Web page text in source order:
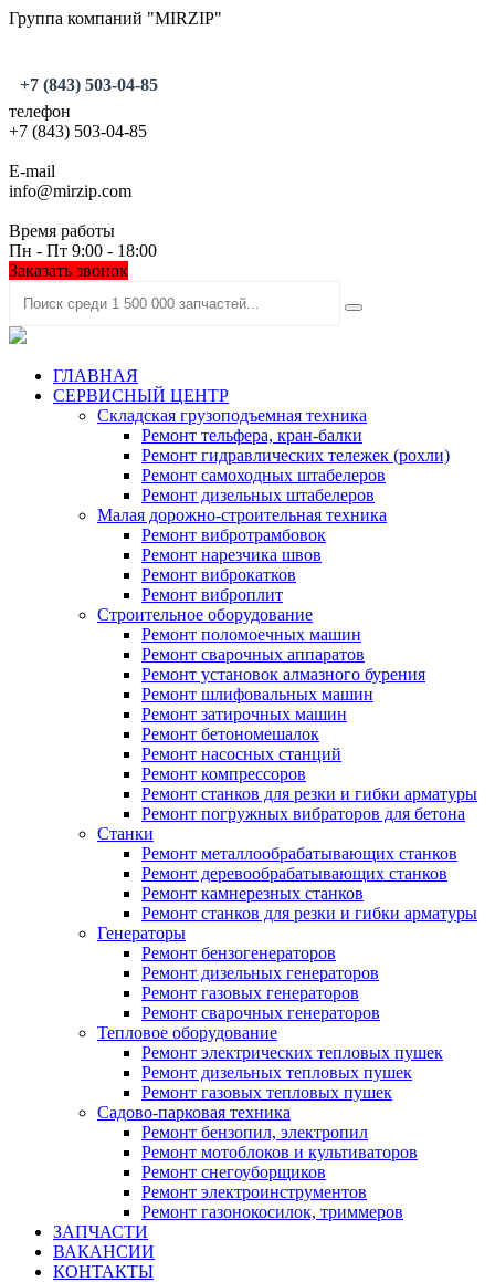
Группа компаний "MIRZIP"
+7 (843) 503-04-85
телефон
+7 (843) 503-04-85
E-mail
info@mirzip.com
Время работы
Пн - Пт 9:00 - 18:00
Заказать звонок
ГЛАВНАЯ
СЕРВИСНЫЙ ЦЕНТР
Складская грузоподъемная техника
Ремонт тельфера, кран-балки
Ремонт гидравлических тележек (рохли)
Ремонт самоходных штабелеров
Ремонт дизельных штабелеров
Малая дорожно-строительная техника
Ремонт вибротрамбовок
Ремонт нарезчика швов
Ремонт виброкатков
Ремонт виброплит
Строительное оборудование
Ремонт поломоечных машин
Ремонт сварочных аппаратов
Ремонт установок алмазного бурения
Ремонт шлифовальных машин
Ремонт затирочных машин
Ремонт бетономешалок
Ремонт насосных станций
Ремонт компрессоров
Ремонт станков для резки и гибки арматуры
Ремонт погружных вибраторов для бетона
Станки
Ремонт металлообрабатывающих станков
Ремонт деревообрабатывающих станков
Ремонт камнерезных станков
Ремонт станков для резки и гибки арматуры
Генераторы
Ремонт бензогенераторов
Ремонт дизельных генераторов
Ремонт газовых генераторов
Ремонт сварочных генераторов
Тепловое оборудование
Ремонт электрических тепловых пушек
Ремонт дизельных тепловых пушек
Ремонт газовых тепловых пушек
Садово-парковая техника
Ремонт бензопил, электропил
Ремонт мотоблоков и культиваторов
Ремонт снегоуборщиков
Ремонт электроинструментов
Ремонт газонокосилок, триммеров
ЗАПЧАСТИ
ВАКАНСИИ
КОНТАКТЫ